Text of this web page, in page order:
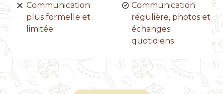
Communication
plus formelle et
limitée
Communication
régulière, photos et
échanges
quotidiens